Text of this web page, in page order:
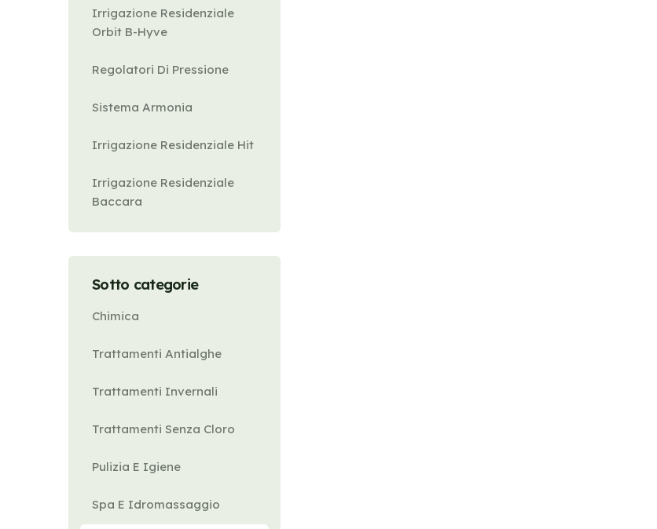
Irrigazione Residenziale
Orbit B-Hyve
Regolatori Di Pressione
Sistema Armonia
Irrigazione Residenziale Hit
Irrigazione Residenziale
Baccara
Sotto categorie
Chimica
Trattamenti Antialghe
Trattamenti Invernali
Trattamenti Senza Cloro
Pulizia E Igiene
Spa E Idromassaggio